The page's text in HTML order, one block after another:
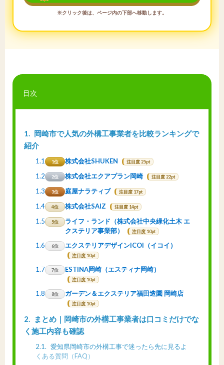
※クリック後は、ページ内の下部へ移動します。
目次
1
岡崎市で人気の外構工事業者を比較ランキングで
紹介
1.1 1位 株式会社SHUKEN 注目度 25pt
1.2 2位 株式会社エクアプラン岡崎 注目度 22pt
1.3 3位 庭屋ナラティブ 注目度 17pt
1.4 4位 株式会社SAIZ 注目度 14pt
1.5 5位
ライフ・ランド（株式会社中央緑化土木 エ
クステリア事業部）
注目度 10pt
1.6 6位 エクステリアデザインICOI（イコイ）
注目度 10pt
1.7 7位 ESTINA岡崎（エスティナ岡崎）
注目度 10pt
1.8 8位 ガーデン＆エクステリア福田造園 岡崎店
注目度 10pt
2
まとめ｜岡崎市の外構工事業者は口コミだけでな
く施工内容も確認
2.1
愛知県岡崎市の外構工事で迷ったら先に見るよ
くある質問（FAQ）